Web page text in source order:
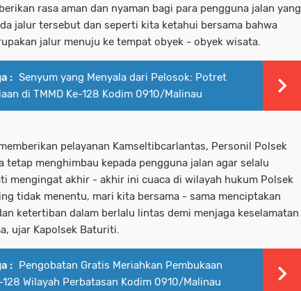
rasa aman dan nyaman bagi para pengguna jalan yang
jalur tersebut dan seperti kita ketahui bersama bahwa
jalur menuju ke tempat obyek - obyek wisata.
: Senyum yang Menyala dari Pelosok: Potret
di TMMD Ke-128 Kodim 0910/Malinau
pelayanan Kamseltibcarlantas, Personil Polsek
tetap menghimbau kepada pengguna jalan agar selalu
mengingat akhir - akhir ini cuaca di wilayah hukum Polsek
tidak menentu, mari kita bersama - sama menciptakan
ketertiban dalam berlalu lintas demi menjaga keselamatan
ujar Kapolsek Baturiti.
: Pengobatan Gratis Meriahkan Pembukaan
128 Wilayah Perbatasan Kodim 0910/Malinau